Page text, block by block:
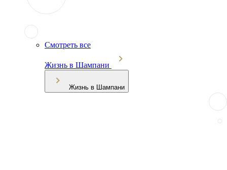
Смотреть все
Жизнь в Шампани
Жизнь в Шампани